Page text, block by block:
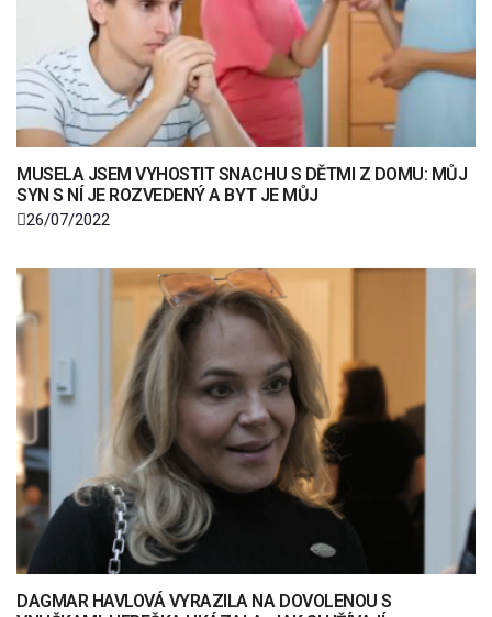
MUSELA JSEM VYHOSTIT SNACHU S DĚTMI Z DOMU: MŮJ
SYN S NÍ JE ROZVEDENÝ A BYT JE MŮJ
26/07/2022
DAGMAR HAVLOVÁ VYRAZILA NA DOVOLENOU S